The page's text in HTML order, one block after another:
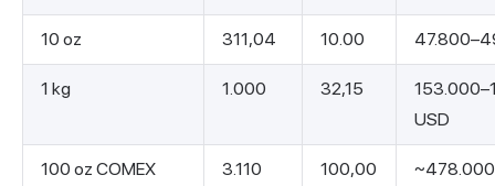
10 oz 311,04 10.00
1 kg 1.000 32,15
USD
100 oz COMEX 3.110 100,00 ~478.000